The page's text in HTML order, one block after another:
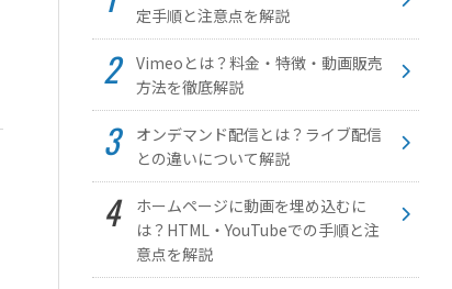
定手順と注意点を解説
Vimeoとは？料金・特徴・動画販売
方法を徹底解説
オンデマンド配信とは？ライブ配信
との違いについて解説
ホームページに動画を埋め込むに
は？HTML・YouTubeでの手順と注
意点を解説